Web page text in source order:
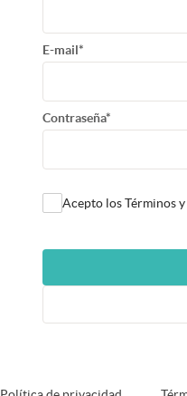
E-mail*
Contraseña*
Acepto los Términos